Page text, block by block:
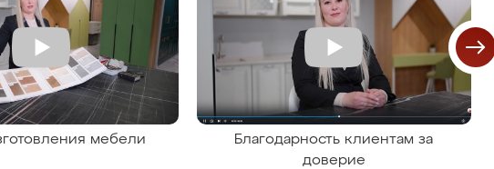
мебели
Благодарность клиентам за
доверие